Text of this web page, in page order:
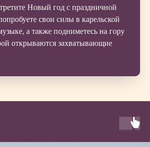
Новый год с праздничной
свои силы в карельской
а также подниметесь на гору
открываются захватывающие